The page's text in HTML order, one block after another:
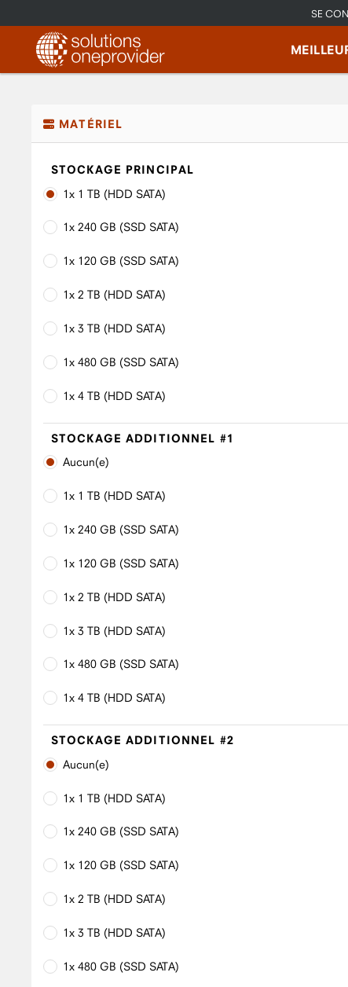
SE
MATÉRIEL
STOCKAGE PRINCIPAL
1x 1 TB (HDD SATA)
1x 240 GB (SSD SATA)
1x 120 GB (SSD SATA)
1x 2 TB (HDD SATA)
1x 3 TB (HDD SATA)
1x 480 GB (SSD SATA)
1x 4 TB (HDD SATA)
STOCKAGE ADDITIONNEL #1
Aucun(e)
1x 1 TB (HDD SATA)
1x 240 GB (SSD SATA)
1x 120 GB (SSD SATA)
1x 2 TB (HDD SATA)
1x 3 TB (HDD SATA)
1x 480 GB (SSD SATA)
1x 4 TB (HDD SATA)
STOCKAGE ADDITIONNEL #2
Aucun(e)
1x 1 TB (HDD SATA)
1x 240 GB (SSD SATA)
1x 120 GB (SSD SATA)
1x 2 TB (HDD SATA)
1x 3 TB (HDD SATA)
1x 480 GB (SSD SATA)